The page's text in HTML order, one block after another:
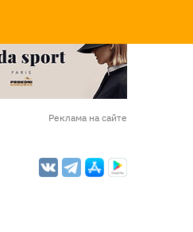
Реклама на сайте